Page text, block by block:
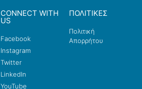
CONNECT WITH
US
Facebook
Instagram
Twitter
LinkedIn
YouTube
ΠΟΛΙΤΙΚΕΣ
Πολιτική
Απορρήτου